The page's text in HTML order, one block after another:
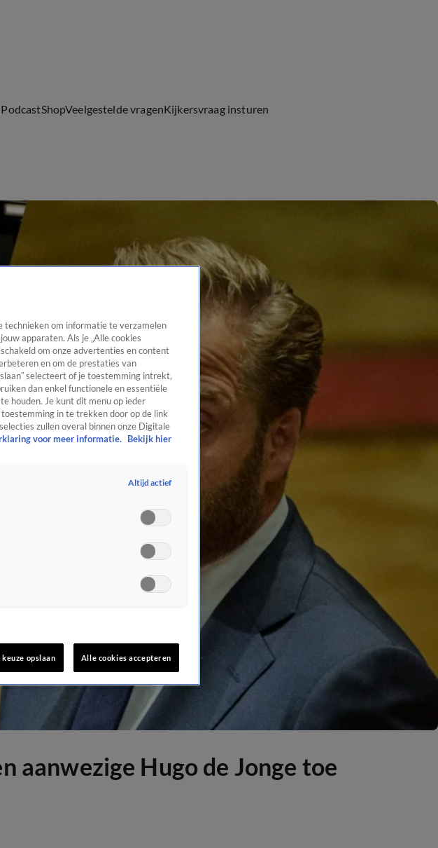
PodcastShopVeelgestelde vragenKijkersvraag insturen
aanwezige Hugo de Jonge toe
technieken om informatie te verzamelen
apparaten. Als je „Alle cookies
om onze advertenties en content
en om de prestaties van
selecteert of je toestemming intrekt,
dan enkel functionele en essentiële
houden. Je kunt dit menu op ieder
in te trekken door op de link
zullen overal binnen onze Digitale
voor meer informatie. Bekijk hier
Altijd actief
opslaan Alle cookies accepteren